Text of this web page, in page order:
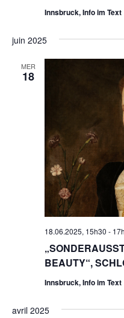
Innsbruck, Info im Text
juin 2025
MER
18
BEAUTY“,
18.06.2025, 15h30 -
Innsbruck, Info im Text
avril 2025